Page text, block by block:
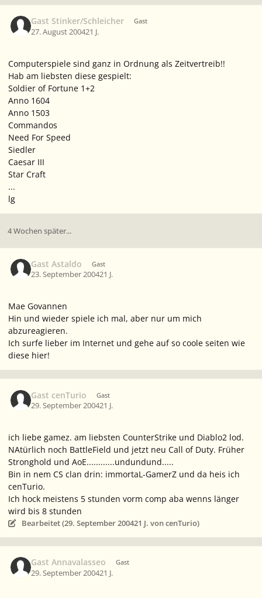
Gast Stinker/Schleicher Gast
27. August 200421 J.
Computerspiele sind ganz in Ordnung als Zeitvertreib!!
Hab am liebsten diese gespielt:
Soldier of Fortune 1+2
Anno 1604
Anno 1503
Commandos
Need For Speed
Siedler
Caesar III
Star Craft
...
lg
4 Wochen später...
Gast Astaldo Gast
23. September 200421 J.
Mae Govannen
Hin und wieder spiele ich mal, aber nur um mich
abzureagieren.
Ich surfe lieber im Internet und gehe auf so coole seiten wie
diese hier!
Gast cenTurio Gast
29. September 200421 J.
ich liebe gamez. am liebsten CounterStrike und Diablo2 lod.
NAtürlich noch BattleField und jetzt neu Call of Duty. Früher
Stronghold und AoE............undundund.....
Bin in nem CS clan drin: immortaL-GamerZ und da heis ich
cenTurio.
Ich hock meistens 5 stunden vorm comp aba wenns länger
wird bis 8 stunden
Bearbeitet (29. September 200421 J. von cenTurio)
Gast Annavalasseo Gast
29. September 200421 J.